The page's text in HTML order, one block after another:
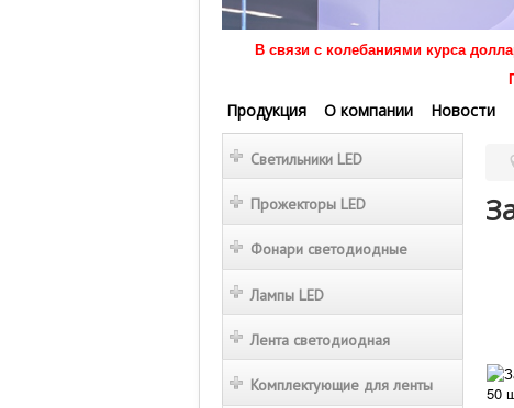
В связи с колебаниями курса
Продукция
О компании Новости
Светильники LED
Прожекторы LED
Фонари светодиодные
Лампы LED
Лента светодиодная
Комплектующие для ленты